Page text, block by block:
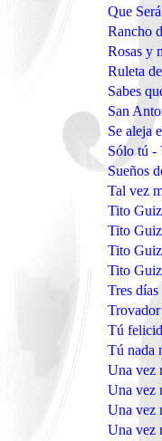
Que
Rancho
Rosas y
Ruleta
Sabes
San
Se aleja
Sólo tú -
Sueños
Tal vez
Tito
Tito
Tito
Tito
Tres
Tú
Tú nada
Una vez
Una vez
Una vez
Una vez